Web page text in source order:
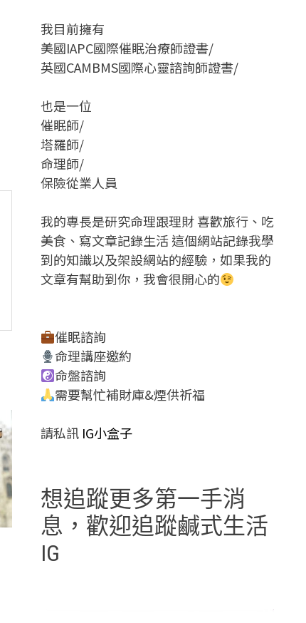
我目前擁有
美國IAPC國際催眠治療師證書/
英國CAMBMS國際心靈諮詢師證書/
也是一位
催眠師/
塔羅師/
命理師/
保險從業人員
我的專長是研究命理跟理財 喜歡旅行、吃
美食、寫文章記錄生活 這個網站記錄我學
到的知識以及架設網站的經驗，如果我的
文章有幫助到你，我會很開心的
催眠諮詢
命理講座邀約
命盤諮詢
需要幫忙補財庫&煙供祈福
請私訊IG小盒子
想追蹤更多第一手消
息，歡迎追蹤鹹式生活
IG